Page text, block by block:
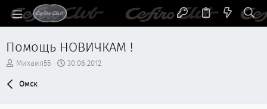
Помощь НОВИЧКАМ !
А
Михаил55
Д
30.06.2012
Омск